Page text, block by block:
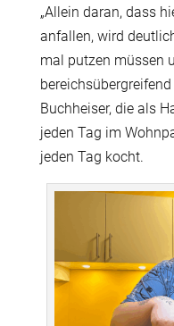
„Allein daran, dass
anfallen, wird
mal putzen müssen
Buchheiser, die als
jeden Tag im
jeden Tag kocht.